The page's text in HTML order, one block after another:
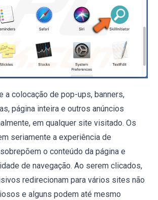
a colocação de pop-ups, banners,
página inteira e outros anúncios
em qualquer site visitado. Os
seriamente a experiência de
o conteúdo da página e
de navegação. Ao serem clicados,
redirecionam para vários sites não
e alguns podem até mesmo